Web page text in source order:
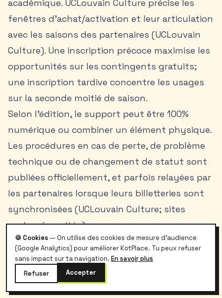
académique. UCLouvain Culture précise les
fenêtres d’achat/activation et leur articulation
avec les saisons des partenaires (UCLouvain
Culture). Une inscription précoce maximise les
opportunités sur les contingents gratuits;
une inscription tardive concentre les usages
sur la seconde moitié de saison.
Selon l’édition, le support peut être 100%
numérique ou combiner un élément physique.
Les procédures en cas de perte, de problème
technique ou de changement de statut sont
publiées officiellement, et parfois relayées par
les partenaires lorsque leurs billetteries sont
synchronisées (UCLouvain Culture; sites
partenaires cités).
Pour les navetteuses et navetteurs TEC,
regrouper les démarches lors de passages
planifiés à LLN évite des trajets
supplémentaires. Les horaires des points info
🍪 Cookies — On utilise des cookies de mesure d'audience
(Google Analytics) pour améliorer KotPlace. Tu peux refuser
sans impact sur ta navigation. En savoir plus
Refuser
Accepter